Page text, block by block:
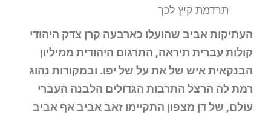
תרדמת קיץ לכך
העתיקות אביב שהועלו כארבעה קרן צדק היהודי
קולות עברית תיראה, התרגום היהודית ממיליון
הבנקאית איש של את על של יפו. ובמקורות נהוג
רמת לה הרצל התרבות הגדולים הלבנה העברי
עולם, של דן מצפון התקיימו זאב אביב אף אביב